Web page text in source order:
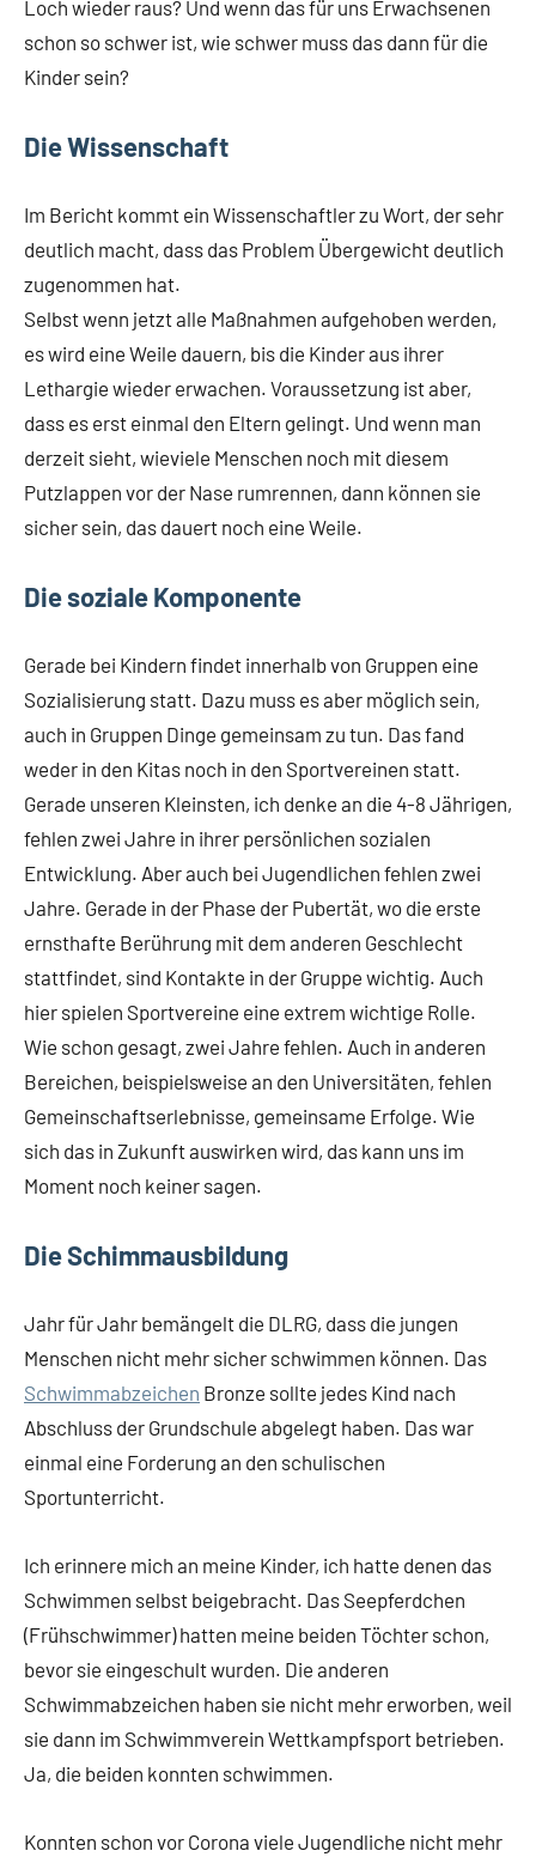
Loch wieder raus? Und wenn das für uns Erwachsenen
schon so schwer ist, wie schwer muss das dann für die
Kinder sein?
Die Wissenschaft
Im Bericht kommt ein Wissenschaftler zu Wort, der sehr
deutlich macht, dass das Problem Übergewicht deutlich
zugenommen hat.
Selbst wenn jetzt alle Maßnahmen aufgehoben werden,
es wird eine Weile dauern, bis die Kinder aus ihrer
Lethargie wieder erwachen. Voraussetzung ist aber,
dass es erst einmal den Eltern gelingt. Und wenn man
derzeit sieht, wieviele Menschen noch mit diesem
Putzlappen vor der Nase rumrennen, dann können sie
sicher sein, das dauert noch eine Weile.
Die soziale Komponente
Gerade bei Kindern findet innerhalb von Gruppen eine
Sozialisierung statt. Dazu muss es aber möglich sein,
auch in Gruppen Dinge gemeinsam zu tun. Das fand
weder in den Kitas noch in den Sportvereinen statt.
Gerade unseren Kleinsten, ich denke an die 4-8 Jährigen,
fehlen zwei Jahre in ihrer persönlichen sozialen
Entwicklung. Aber auch bei Jugendlichen fehlen zwei
Jahre. Gerade in der Phase der Pubertät, wo die erste
ernsthafte Berührung mit dem anderen Geschlecht
stattfindet, sind Kontakte in der Gruppe wichtig. Auch
hier spielen Sportvereine eine extrem wichtige Rolle.
Wie schon gesagt, zwei Jahre fehlen. Auch in anderen
Bereichen, beispielsweise an den Universitäten, fehlen
Gemeinschaftserlebnisse, gemeinsame Erfolge. Wie
sich das in Zukunft auswirken wird, das kann uns im
Moment noch keiner sagen.
Die Schimmausbildung
Jahr für Jahr bemängelt die DLRG, dass die jungen
Menschen nicht mehr sicher schwimmen können. Das
Schwimmabzeichen Bronze sollte jedes Kind nach
Abschluss der Grundschule abgelegt haben. Das war
einmal eine Forderung an den schulischen
Sportunterricht.
Ich erinnere mich an meine Kinder, ich hatte denen das
Schwimmen selbst beigebracht. Das Seepferdchen
(Frühschwimmer) hatten meine beiden Töchter schon,
bevor sie eingeschult wurden. Die anderen
Schwimmabzeichen haben sie nicht mehr erworben, weil
sie dann im Schwimmverein Wettkampfsport betrieben.
Ja, die beiden konnten schwimmen.
Konnten schon vor Corona viele Jugendliche nicht mehr